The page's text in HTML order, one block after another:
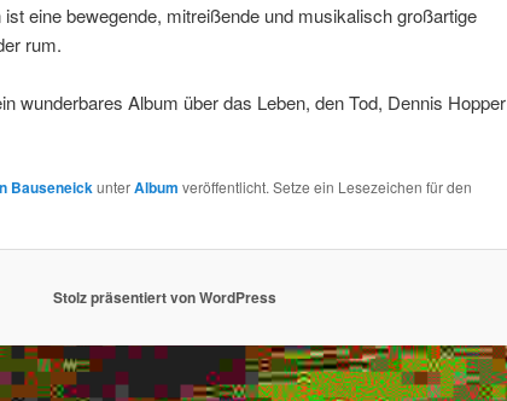
eine bewegende, mitreißende und musikalisch großartige
rum.
wunderbares Album über das Leben, den Tod, Dennis Hopper
BauseneickunterAlbum veröffentlicht. Setze ein Lesezeichen für den
Stolz präsentiert von WordPress